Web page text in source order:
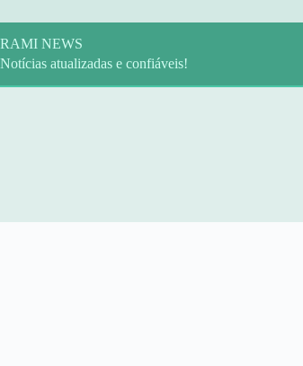
para
o
conteúdo
RAMI NEWS
Notícias atualizadas e confiáveis!